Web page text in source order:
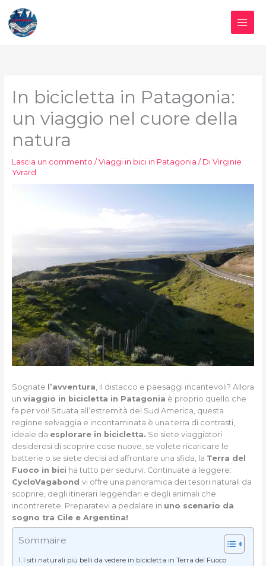
contenuto
In bicicletta in Patagonia:
un viaggio nel cuore della
natura
Lascia un commento / Viaggi in bici in Patagonia / Di Virginie
Yvrard
Sognate l’avventura, il distacco e paesaggi incantevoli? Allora
un viaggio in bicicletta in Patagonia è proprio quello che
fa per voi! Situata all’estremità del Sud America, questa
regione selvaggia e incontaminata è una terra di contrasti,
ideale da esplorare in bicicletta. Se siete viaggiatori
desiderosi di scoprire cose nuove, se volete ricaricare le
batterie o se siete decisi ad affrontare una sfida, la Terra del
Fuoco in bici ha tutto per sedurvi. Continuate a leggere:
CycloVagabond vi offre una panoramica dei tesori naturali da
scoprire, degli itinerari leggendari e degli animali che
incontrerete. Preparatevi a pedalare in uno scenario da
sogno tra Cile e Argentina!
Sommaire
I siti naturali più belli da vedere in bicicletta in Terra del Fuoco